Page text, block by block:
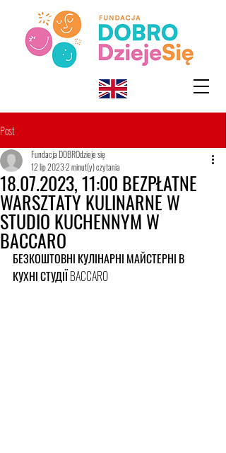
Post
18.07.2023, 11:00 BEZPŁATNE
WARSZTATY KULINARNE W
STUDIO KUCHENNYM W
BACCARO
Fundacja DOBROdzieje się
12 lip 20232 minut(y) czytania
БЕЗКОШТОВНІ КУЛІНАРНІ МАЙСТЕРНІ В
КУХНІ СТУДІЇ BACCARO